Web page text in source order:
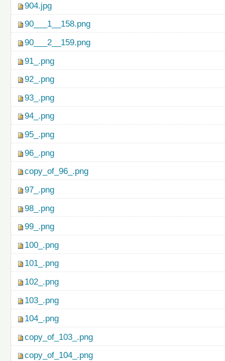
904.jpg
90___1__158.png
90___2__159.png
91_.png
92_.png
93_.png
94_.png
95_.png
96_.png
copy_of_96_.png
97_.png
98_.png
99_.png
100_.png
101_.png
102_.png
103_.png
104_.png
copy_of_103_.png
copy_of_104_.png